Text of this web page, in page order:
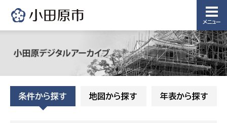
メニュー
農業委員
会事務局
条件から探す 地図から探す 年表から探す